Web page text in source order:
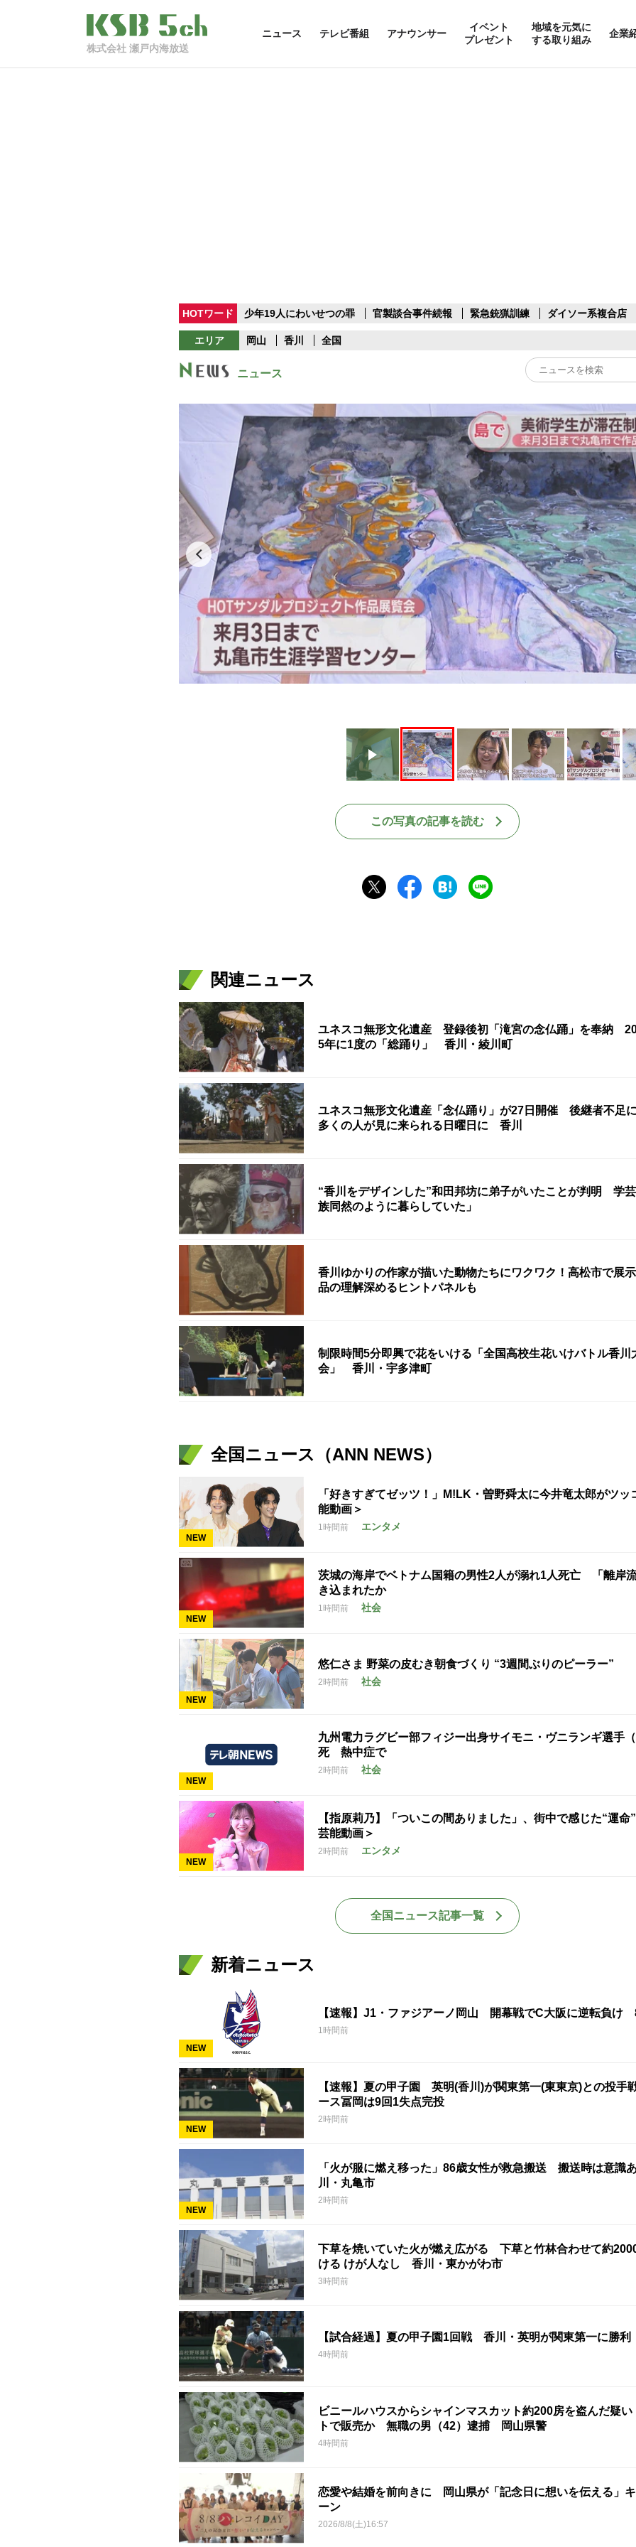
株式会社 瀬戸内海放送
ニュース テレビ番組 アナウンサー
イベント
プレゼント
地域を元気に
する取り組み
企業
HOTワード 少年19人にわいせつの罪 官製談合事件続報 緊急銃猟訓練 ダイソー系複合店
エリア 岡山 香川 全国
ニュース
Play
この写真の記事を読む
関連ニュース
ユネスコ無形文化遺産 登録後初「滝宮の念仏踊」を奉納
5年に1度の「総踊り」 香川・綾川町
ユネスコ無形文化遺産「念仏踊り」が27日開催 後継者不足
多くの人が見に来られる日曜日に 香川
“香川をデザインした”和田邦坊に弟子がいたことが判明 学
族同然のように暮らしていた」
香川ゆかりの作家が描いた動物たちにワクワク！高松市で展
品の理解深めるヒントパネルも
制限時間5分即興で花をいける「全国高校生花いけバトル香川
会」 香川・宇多津町
全国ニュース（ANN NEWS）
NEW
「好きすぎてゼッツ！」M!LK・曽野舜太に今井竜太郎がツッ
能動画＞
1時間前 エンタメ
NEW
茨城の海岸でベトナム国籍の男性2人が溺れ1人死亡 「離岸
き込まれたか
1時間前 社会
NEW
悠仁さま 野菜の皮むき朝食づくり “3週間ぶりのピーラー”
2時間前 社会
NEW
九州電力ラグビー部フィジー出身サイモニ・ヴニランギ選手
死 熱中症で
2時間前 社会
NEW
【指原莉乃】「ついこの間ありました」、街中で感じた“運命
芸能動画＞
2時間前 エンタメ
全国ニュース記事一覧
新着ニュース
NEW
【速報】J1・ファジアーノ岡山 開幕戦でC大阪に逆転負け
1時間前
NEW
【速報】夏の甲子園 英明(香川)が関東第一(東東京)との投手
ース冨岡は9回1失点完投
2時間前
NEW
「火が服に燃え移った」86歳女性が救急搬送 搬送時は意識
川・丸亀市
2時間前
下草を焼いていた火が燃え広がる 下草と竹林合わせて約
ける けが人なし 香川・東かがわ市
3時間前
【試合経過】夏の甲子園1回戦 香川・英明が関東第一に勝利
4時間前
ビニールハウスからシャインマスカット約200房を盗んだ疑
トで販売か 無職の男（42）逮捕 岡山県警
4時間前
恋愛や結婚を前向きに 岡山県が「記念日に想いを伝える」
ーン
2026/8/8(土)16:57